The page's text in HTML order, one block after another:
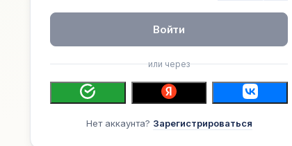
Войти
или через
Нет аккаунта? Зарегистрироваться